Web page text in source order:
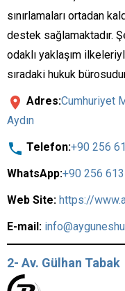
sınırlamaları ortadan
destek sağlamaktadır.
odaklı yaklaşım
sıradaki hukuk
Adres:Cumhuriyet
Aydın
Telefon:+90 256
WhatsApp:+90 256
Web Site: https://
E-mail:
2- Av. Gülhan Tabak